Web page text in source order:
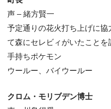
声 – 緒方賢一
予定通りの花火打ち上げに
て森にセレビィがいたことを
手持ちポケモン
ウールー、バイウールー
クロム・モリブデン博士